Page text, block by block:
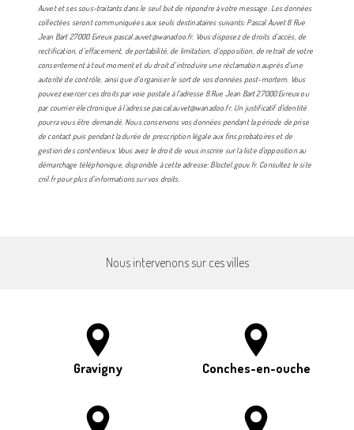
Auvet et ses sous-traitants dans le seul but de répondre à votre message. Les données
collectées seront communiquées aux seuls destinataires suivants: Pascal Auvet 8 Rue
Jean Bart 27000 Evreux pascal.auvet@wanadoo.fr. Vous disposez de droits d’accès, de
rectification, d’effacement, de portabilité, de limitation, d’opposition, de retrait de votre
consentement à tout moment et du droit d’introduire une réclamation auprès d’une
autorité de contrôle, ainsi que d’organiser le sort de vos données post-mortem. Vous
pouvez exercer ces droits par voie postale à l'adresse 8 Rue Jean Bart 27000 Evreux ou
par courrier électronique à l'adresse pascal.auvet@wanadoo.fr. Un justificatif d'identité
pourra vous être demandé. Nous conservons vos données pendant la période de prise
de contact puis pendant la durée de prescription légale aux fins probatoires et de
gestion des contentieux. Vous avez le droit de vous inscrire sur la liste d'opposition au
démarchage téléphonique, disponible à cette adresse:Bloctel.gouv.fr. Consultez le site
cnil.fr pour plus d’informations sur vos droits.
Nous intervenons sur ces villes
Gravigny Conches-en-ouche